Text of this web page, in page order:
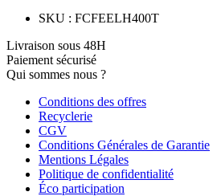
SKU : FCFEELH400T
Livraison sous 48H
Paiement sécurisé
Qui sommes nous ?
Conditions des offres
Recyclerie
CGV
Conditions Générales de Garantie
Mentions Légales
Politique de confidentialité
Éco participation